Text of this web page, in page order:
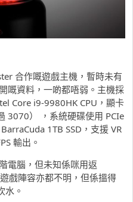
合作嘅遊戲主機，暫時未有
嘅資料，一啲都唔弱。主機採
Core i9-9980HK CPU，顯卡
3070） ，系統硬碟使用 PCIe
1TB SSD，支援 VR
輸出。
電腦，但未知係咪用返
戲陣容亦都不明，但係搵得
水。